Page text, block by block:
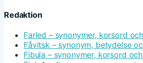
Redaktion
Farled – synonymer, korsord
Fåvitsk – synonym, betydelse
Fibula – synonymer, korsord